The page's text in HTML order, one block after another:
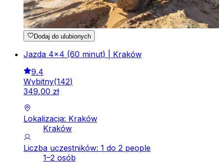
Dodaj do ulubionych
Jazda 4x4 (60 minut) | Kraków
9.4
Wybitny(142)
349,00 zł
Lokalizacja: Kraków
Kraków
Liczba uczestników: 1 do 2 people
1–2 osób